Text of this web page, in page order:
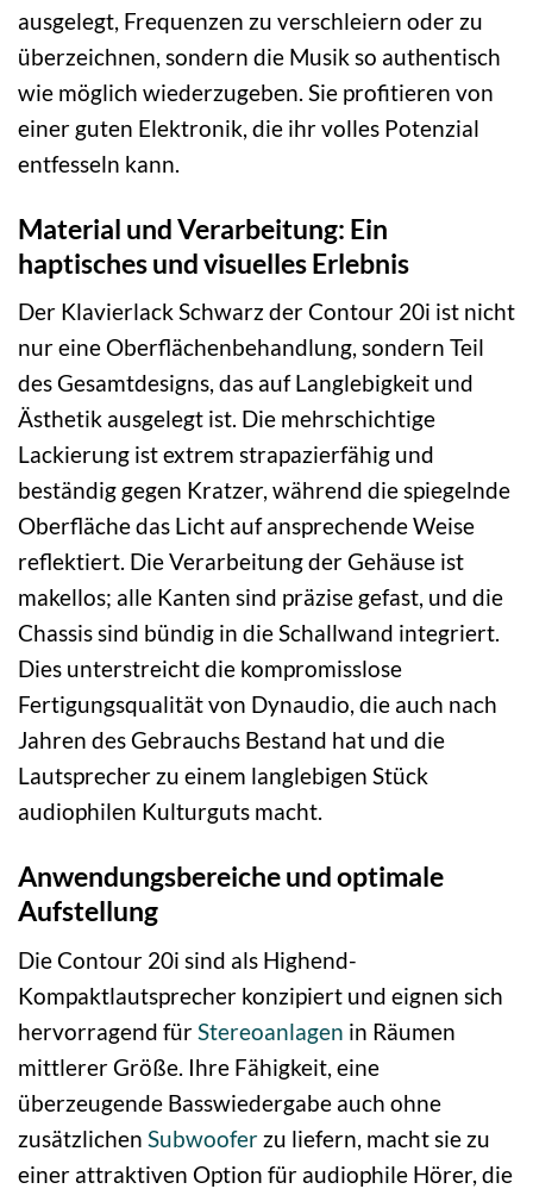
ausgelegt, Frequenzen zu verschleiern oder zu
überzeichnen, sondern die Musik so authentisch
wie möglich wiederzugeben. Sie profitieren von
einer guten Elektronik, die ihr volles Potenzial
entfesseln kann.
Material und Verarbeitung: Ein
haptisches und visuelles Erlebnis
Der Klavierlack Schwarz der Contour 20i ist nicht
nur eine Oberflächenbehandlung, sondern Teil
des Gesamtdesigns, das auf Langlebigkeit und
Ästhetik ausgelegt ist. Die mehrschichtige
Lackierung ist extrem strapazierfähig und
beständig gegen Kratzer, während die spiegelnde
Oberfläche das Licht auf ansprechende Weise
reflektiert. Die Verarbeitung der Gehäuse ist
makellos; alle Kanten sind präzise gefast, und die
Chassis sind bündig in die Schallwand integriert.
Dies unterstreicht die kompromisslose
Fertigungsqualität von Dynaudio, die auch nach
Jahren des Gebrauchs Bestand hat und die
Lautsprecher zu einem langlebigen Stück
audiophilen Kulturguts macht.
Anwendungsbereiche und optimale
Aufstellung
Die Contour 20i sind als Highend-
Kompaktlautsprecher konzipiert und eignen sich
hervorragend fürStereoanlagen in Räumen
mittlerer Größe. Ihre Fähigkeit, eine
überzeugende Basswiedergabe auch ohne
zusätzlichen Subwoofer zu liefern, macht sie zu
einer attraktiven Option für audiophile Hörer, die